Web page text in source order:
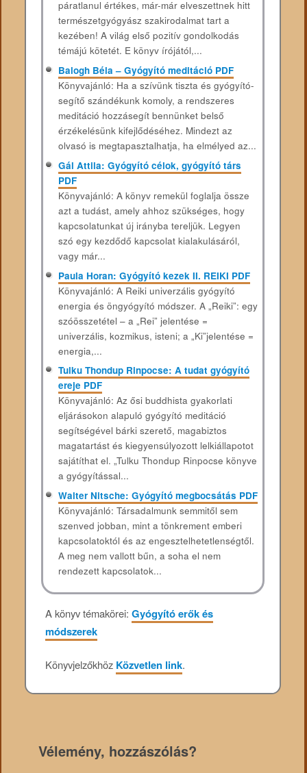
páratlanul értékes, már-már elveszettnek hitt
természetgyógyász szakirodalmat tart a
kezében! A világ első pozitív gondolkodás
témájú kötetét. E könyv írójától,...
Balogh Béla – Gyógyító meditáció PDF
Könyvajánló: Ha a szívünk tiszta és gyógyító-
segítő szándékunk komoly, a rendszeres
meditáció hozzásegít bennünket belső
érzékelésünk kifejlődéséhez. Mindezt az
olvasó is megtapasztalhatja, ha elmélyed az...
Gál Attila: Gyógyító célok, gyógyító társ
PDF
Könyvajánló: A könyv remekül foglalja össze
azt a tudást, amely ahhoz szükséges, hogy
kapcsolatunkat új irányba tereljük. Legyen
szó egy kezdődő kapcsolat kialakulásáról,
vagy már...
Paula Horan: Gyógyító kezek II. REIKI PDF
Könyvajánló: A Reiki univerzális gyógyító
energia és öngyógyító módszer. A „Reiki”: egy
szóösszetétel – a „Rei” jelentése =
univerzális, kozmikus, isteni; a „Ki”jelentése =
energia,...
Tulku Thondup Rinpocse: A tudat gyógyító
ereje PDF
Könyvajánló: Az ősi buddhista gyakorlati
eljárásokon alapuló gyógyító meditáció
segítségével bárki szerető, magabiztos
magatartást és kiegyensúlyozott lelkiállapotot
sajátíthat el. „Tulku Thondup Rinpocse könyve
a gyógyítással...
Walter Nitsche: Gyógyító megbocsátás PDF
Könyvajánló: Társadalmunk semmitől sem
szenved jobban, mint a tönkrement emberi
kapcsolatoktól és az engesztelhetetlenségtől.
A meg nem vallott bűn, a soha el nem
rendezett kapcsolatok...
A könyv témakörei:Gyógyító erők és
módszerek
Könyvjelzőkhöz Közvetlen link.
Vélemény, hozzászólás?